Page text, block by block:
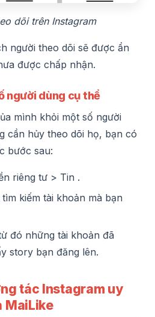
dõi trên Instagram
người theo dõi sẽ được ẩn
được chấp nhận.
người dùng cụ thể
mình khỏi một số người
cần hủy theo dõi họ, bạn có
bước sau:
riêng tư > Tin .
kiếm tài khoản mà bạn
đó những tài khoản đã
story bạn đăng lên.
tác Instagram uy
MaiLike